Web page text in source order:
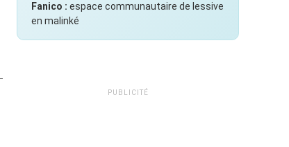
Fanico : espace communautaire de lessive
en malinké
PUBLICITÉ